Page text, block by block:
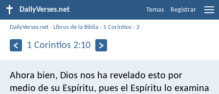
DailyVerses.net Temas Registrar
DailyVerses.net ›Libros de la Biblia › 1 Corintios ›2
1 Corintios 2:10
Ahora bien, Dios nos ha revelado esto por
medio de su Espíritu, pues el Espíritu lo examina